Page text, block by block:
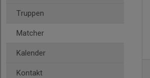
Truppen
Matcher
Kalender
Kontakt